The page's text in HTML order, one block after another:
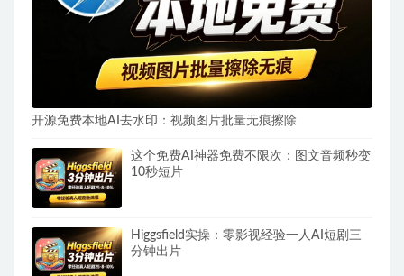
开源免费本地AI去水印：视频图片批量无痕擦除
这个免费AI神器免费不限次：图文音频秒变
10秒短片
Higgsfield实操：零影视经验一人AI短剧三
分钟出片